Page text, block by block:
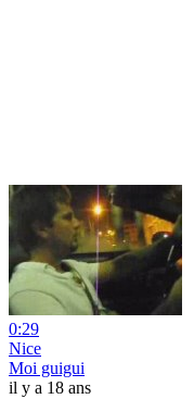
0:29
Nice
Moi guigui
il y a 18 ans